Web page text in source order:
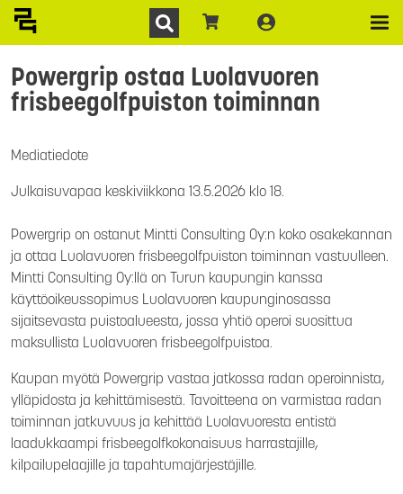
Powergrip ostaa Luolavuoren
frisbeegolfpuiston toiminnan
Mediatiedote
Julkaisuvapaa keskiviikkona 13.5.2026 klo 18.
Powergrip on ostanut Mintti Consulting Oy:n koko osakekannan
ja ottaa Luolavuoren frisbeegolfpuiston toiminnan vastuulleen.
Mintti Consulting Oy:llä on Turun kaupungin kanssa
käyttöoikeussopimus Luolavuoren kaupunginosassa
sijaitsevasta puistoalueesta, jossa yhtiö operoi suosittua
maksullista Luolavuoren frisbeegolfpuistoa.
Kaupan myötä Powergrip vastaa jatkossa radan operoinnista,
ylläpidosta ja kehittämisestä. Tavoitteena on varmistaa radan
toiminnan jatkuvuus ja kehittää Luolavuoresta entistä
laadukkaampi frisbeegolfkokonaisuus harrastajille,
kilpailupelaajille ja tapahtumajärjestäjille.